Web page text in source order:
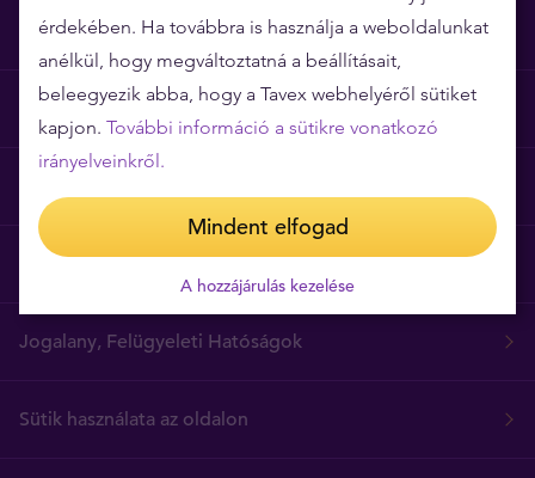
Miért épp a Tavex?
Árgarancia
Általános szerződési feltételek
Jogalany, Felügyeleti Hatóságok
Sütik használata az oldalon
érdekében. Ha továbbra is használja a weboldalunkat
anélkül, hogy megváltoztatná a beállításait,
beleegyezik abba, hogy a Tavex webhelyéről sütiket
kapjon. További információ a sütikre vonatkozó
irányelveinkről.
Mindent elfogad
A hozzájárulás kezelése